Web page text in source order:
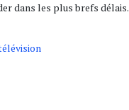
dans les plus brefs délais.